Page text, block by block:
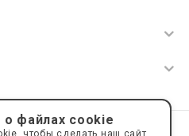
АкваРос sale@a-ros.ru
файлах cookie
чтобы сделать наш сайт